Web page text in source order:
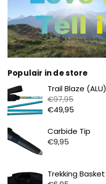
Populair in de store
Trail Blaze (ALU)
€97,95
€49,95
Carbide Tip
€9,95
Trekking Basket